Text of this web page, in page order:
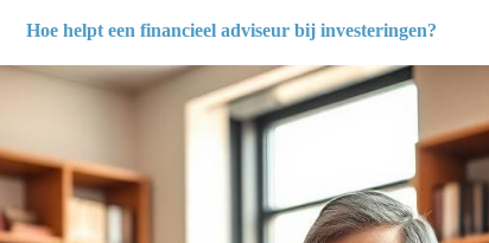
Hoe helpt een financieel adviseur bij investeringen?